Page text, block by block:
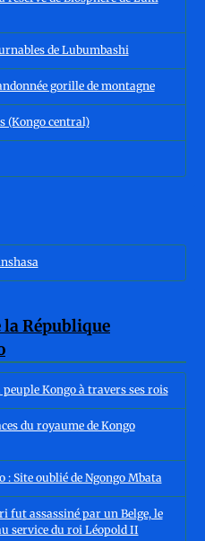
de Lubumbashi
gorille de montagne
(Kongo central)
Kongo à travers ses rois
du royaume de Kongo
Site oublié de Ngongo Mbata
fut assassiné par un Belge, le
service du roi Léopold II